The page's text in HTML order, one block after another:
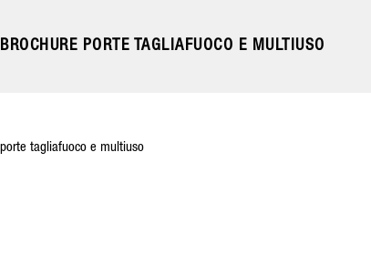
BROCHURE PORTE TAGLIAFUOCO E MULTIUSO